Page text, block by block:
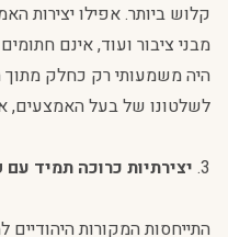
קלוש ביותר. אפילו יצירות
מבני ציבור ועוד, אינם
היה משמעותי רק כחלק
לשלטונו של בעל האמצעים,
3. יצירתיות כרוכה תמיד עם
התייחסות המקורות היהודיים